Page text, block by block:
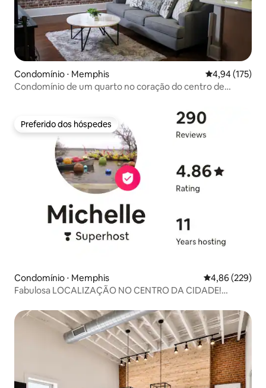
Condomínio ⋅ Memphis 4,94 de uma
4,94 (175)
Condomínio de um quarto no coração do centro de
Preferido dos hóspedes
Preferido dos hóspedes
Condomínio ⋅ Memphis 4,86 de uma
4,86 (229)
Fabulosa LOCALIZAÇÃO NO CENTRO DA CIDADE!